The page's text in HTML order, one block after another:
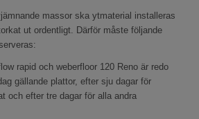
massor ska ytmaterial installeras
ut ordentligt. Därför måste följande
rapid och weberfloor 120 Reno är redo
gällande plattor, efter sju dagar för
och efter tre dagar för alla andra